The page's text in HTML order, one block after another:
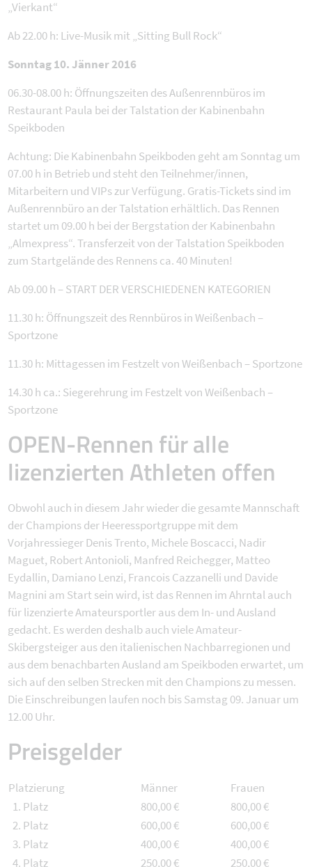
„Vierkant“
Ab 22.00 h: Live-Musik mit „Sitting Bull Rock“
Sonntag 10. Jänner 2016
06.30-08.00 h: Öffnungszeiten des Außenrennbüros im
Restaurant Paula bei der Talstation der Kabinenbahn
Speikboden
Achtung: Die Kabinenbahn Speikboden geht am Sonntag um
07.00 h in Betrieb und steht den Teilnehmer/innen,
Mitarbeitern und VIPs zur Verfügung. Gratis-Tickets sind im
Außenrennbüro an der Talstation erhältlich. Das Rennen
startet um 09.00 h bei der Bergstation der Kabinenbahn
„Almexpress“. Transferzeit von der Talstation Speikboden
zum Startgelände des Rennens ca. 40 Minuten!
Ab 09.00 h – START DER VERSCHIEDENEN KATEGORIEN
11.30 h: Öffnungszeit des Rennbüros in Weißenbach –
Sportzone
11.30 h: Mittagessen im Festzelt von Weißenbach – Sportzone
14.30 h ca.: Siegerehrung im Festzelt von Weißenbach –
Sportzone
OPEN-Rennen für alle
lizenzierten Athleten offen
Obwohl auch in diesem Jahr wieder die gesamte Mannschaft
der Champions der Heeressportgruppe mit dem
Vorjahressieger Denis Trento, Michele Boscacci, Nadir
Maguet, Robert Antonioli, Manfred Reichegger, Matteo
Eydallin, Damiano Lenzi, Francois Cazzanelli und Davide
Magnini am Start sein wird, ist das Rennen im Ahrntal auch
für lizenzierte Amateursportler aus dem In- und Ausland
gedacht. Es werden deshalb auch viele Amateur-
Skibergsteiger aus den italienischen Nachbarregionen und
aus dem benachbarten Ausland am Speikboden erwartet, um
sich auf den selben Strecken mit den Champions zu messen.
Die Einschreibungen laufen noch bis Samstag 09. Januar um
12.00 Uhr.
Preisgelder
Platzierung Männer
Frauen
1. Platz
800,00 €
800,00 €
2. Platz
600,00 €
600,00 €
3. Platz
400,00 €
400,00 €
4. Platz
250,00 €
250,00 €